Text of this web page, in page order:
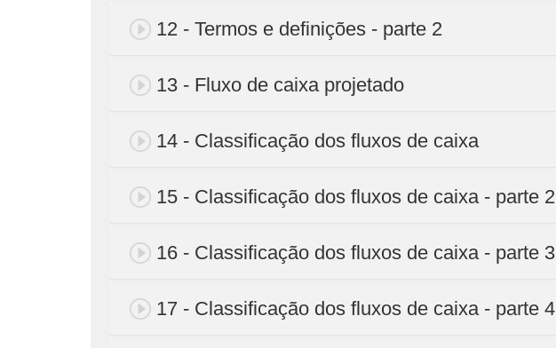
12 - Termos e definições - parte 2
13 - Fluxo de caixa projetado
14 - Classificação dos fluxos de caixa
15 - Classificação dos fluxos de caixa - parte 2
16 - Classificação dos fluxos de caixa - parte 3
17 - Classificação dos fluxos de caixa - parte 4